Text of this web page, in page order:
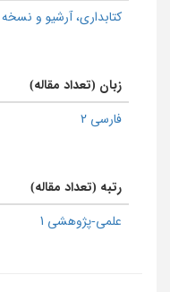
كتابداری، آرشیو و نسخه
زبان (تعداد مقاله)
فارسی 2
رتبه (تعداد مقاله)
علمی-پژوهشی 1